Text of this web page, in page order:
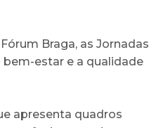
Braga, as Jornadas
estar e a qualidade
apresenta quadros